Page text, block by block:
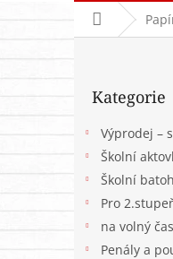
Domů
P
kategorie
Kategorie
Výprodej –
Školní
Školní
Pro
na volný
Penály a